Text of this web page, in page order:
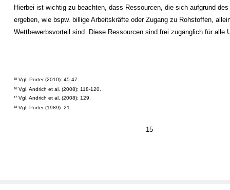
15
Hierbei ist wichtig zu beachten, dass Ressourcen, die sich aufgrund
ergeben, wie bspw. billige Arbeitskräfte oder Zugang zu Rohstoffen,
Wettbewerbsvorteil sind. Diese Ressourcen sind frei zugänglich für alle
15 Vgl. Porter (2010): 45-47.
16 Vgl. Andrich et al. (2008): 118-120.
17 Vgl. Andrich et al. (2008): 129.
18 Vgl. Porter (1989): 21.